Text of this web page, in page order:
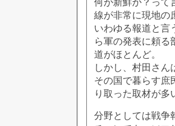
線が非常に現地の
いわゆる報道と言
ら軍の発表に頼る
道がほとんど。
しかし、村田さん
その国で暮らす庶
り取った取材が多
分野としては戦争